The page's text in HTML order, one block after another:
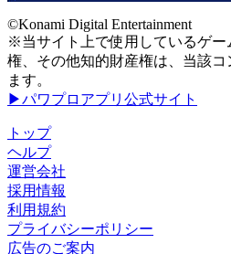
©Konami Digital Entertainment
※当サイト上で使用しているゲー
権、その他知的財産権は、当該
ます。
▶パワプロアプリ公式サイト
トップ
ヘルプ
運営会社
採用情報
利用規約
プライバシーポリシー
広告のご案内